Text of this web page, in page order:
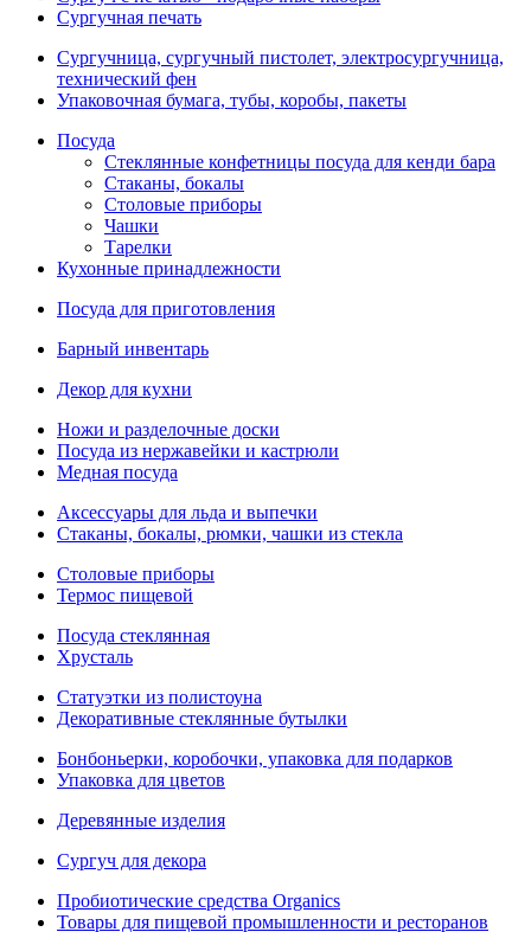
Сургучная печать
Сургучница, сургучный пистолет, электросургучница,
технический фен
Упаковочная бумага, тубы, коробы, пакеты
Посуда
Стеклянные конфетницы посуда для кенди бара
Стаканы, бокалы
Столовые приборы
Чашки
Тарелки
Кухонные принадлежности
Посуда для приготовления
Барный инвентарь
Декор для кухни
Ножи и разделочные доски
Посуда из нержавейки и кастрюли
Медная посуда
Аксессуары для льда и выпечки
Стаканы, бокалы, рюмки, чашки из стекла
Столовые приборы
Термос пищевой
Посуда стеклянная
Хрусталь
Статуэтки из полистоуна
Декоративные стеклянные бутылки
Бонбоньерки, коробочки, упаковка для подарков
Упаковка для цветов
Деревянные изделия
Сургуч для декора
Пробиотические средства Organics
Товары для пищевой промышленности и ресторанов